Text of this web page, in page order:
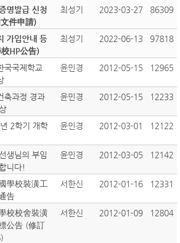
명발급 신청
件申請)
최성기 2023-03-27 86309
가입안내 등
HP公告)
최성기 2022-06-13 97818
국국제학교
윤민경 2012-05-15 12965
축과정 경과
윤민경 2012-05-15 12233
2학기 개학
윤민경 2012-03-01 12122
생님의 부임
니다!
윤민경 2012-03-05 12142
學校裝潢工
告
서한신 2012-01-16 12331
校校舍裝潢
公告 (修訂
서한신 2012-01-09 12804